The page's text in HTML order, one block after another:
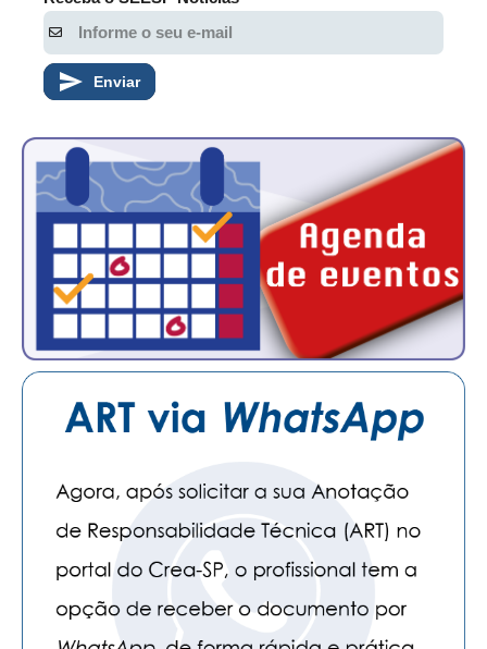
CONVÊNIOS
PLANO DE SAÚDE
CONSÓRCIOS
CAMPANHAS SALARIAIS
COMUNICAÇÃO
PALAVRA DO MURILO
NOTÍCIAS
JORNAL DO ENGENHEIRO
NOTÍCIAS NO WHATSAPP
FOTOS
Enviar